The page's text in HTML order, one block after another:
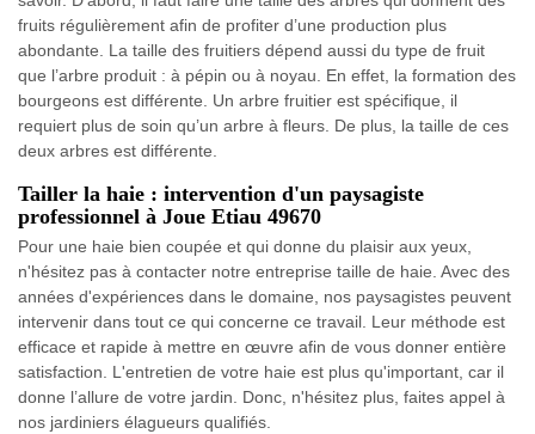
fruits régulièrement afin de profiter d’une production plus
abondante. La taille des fruitiers dépend aussi du type de fruit
que l’arbre produit : à pépin ou à noyau. En effet, la formation des
bourgeons est différente. Un arbre fruitier est spécifique, il
requiert plus de soin qu’un arbre à fleurs. De plus, la taille de ces
deux arbres est différente.
Tailler la haie : intervention d'un paysagiste
professionnel à Joue Etiau 49670
Pour une haie bien coupée et qui donne du plaisir aux yeux,
n'hésitez pas à contacter notre entreprise taille de haie. Avec des
années d'expériences dans le domaine, nos paysagistes peuvent
intervenir dans tout ce qui concerne ce travail. Leur méthode est
efficace et rapide à mettre en œuvre afin de vous donner entière
satisfaction. L'entretien de votre haie est plus qu'important, car il
donne l’allure de votre jardin. Donc, n'hésitez plus, faites appel à
nos jardiniers élagueurs qualifiés.